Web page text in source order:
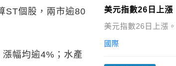
ST個股，兩市逾80
幅均逾4%；水產
美元指數26日上漲
美元指數26日上漲。
國際